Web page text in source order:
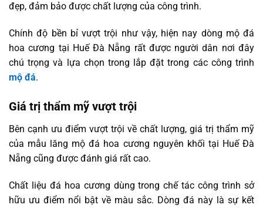
đẹp, đảm bảo được chất lượng của công trình.
Chính độ bền bỉ vượt trội như vậy, hiện nay dòng mộ đá
hoa cương tại Huế Đà Nẵng rất được người dân nơi đây
chú trọng và lựa chọn trong lắp đặt trong các công trình
mộ đá.
Giá trị thẩm mỹ vượt trội
Bên cạnh ưu điểm vượt trội về chất lượng, giá trị thẩm mỹ
của mẫu lăng mộ đá hoa cương nguyên khối tại Huế Đà
Nẵng cũng được đánh giá rất cao.
Chất liệu đá hoa cương dùng trong chế tác công trình sở
hữu ưu điểm nổi bật về màu sắc. Dòng đá này là sự kết